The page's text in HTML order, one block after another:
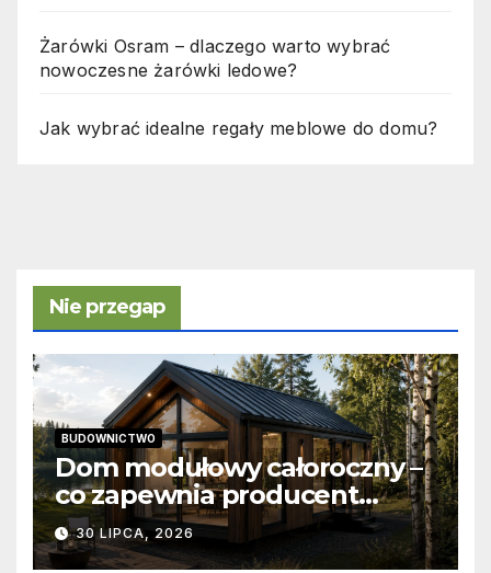
Żarówki Osram – dlaczego warto wybrać
nowoczesne żarówki ledowe?
Jak wybrać idealne regały meblowe do domu?
Nie przegap
BUDOWNICTWO
Dom modułowy całoroczny –
co zapewnia producent
domów modułowych?
30 LIPCA, 2026